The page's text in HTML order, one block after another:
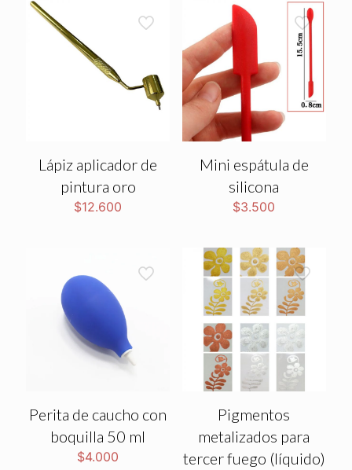
Lápiz aplicador de
pintura oro
$12.600
Mini espátula de
silicona
$3.500
Perita de caucho con
boquilla 50 ml
$4.000
Pigmentos
metalizados para
tercer fuego (líquido)